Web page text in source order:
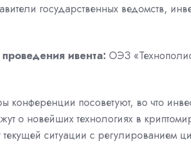
государственных ведомств,
ивента: ОЭЗ
конференции посоветуют, во что
о новейших технологиях в
текущей ситуации с регулированием